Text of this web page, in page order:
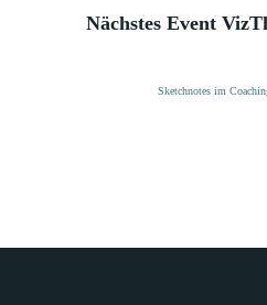
Nächstes Event
Sketchnotes im